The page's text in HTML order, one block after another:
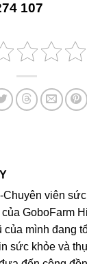
107
Chuyên viên
GoboFarm
của mình đang
sức khỏe và